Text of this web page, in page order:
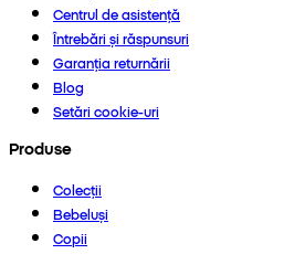
Centrul de asistență
Întrebări și răspunsuri
Garanția returnării
Blog
Setări cookie-uri
Produse
Colecții
Bebeluși
Copii